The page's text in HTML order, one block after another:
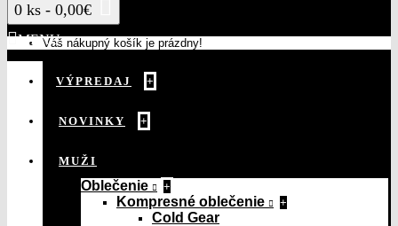
0 ks - 0,00€
Váš nákupný košík je prázdny!
MENU
VÝPREDAJ +
NOVINKY +
MUŽI
Oblečenie +
Kompresné oblečenie +
Cold Gear